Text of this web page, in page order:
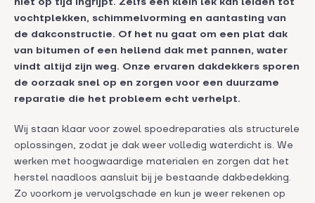
vochtplekken, schimmelvorming en aantasting van
de dakconstructie. Of het nu gaat om een plat dak
van bitumen of een hellend dak met pannen, water
vindt altijd zijn weg. Onze ervaren dakdekkers sporen
de oorzaak snel op en zorgen voor een duurzame
reparatie die het probleem echt verhelpt.
Wij staan klaar voor zowel spoedreparaties als structurele
oplossingen, zodat je dak weer volledig waterdicht is. We
werken met hoogwaardige materialen en zorgen dat het
herstel naadloos aansluit bij je bestaande dakbedekking.
Zo voorkom je vervolgschade en kun je weer rekenen op